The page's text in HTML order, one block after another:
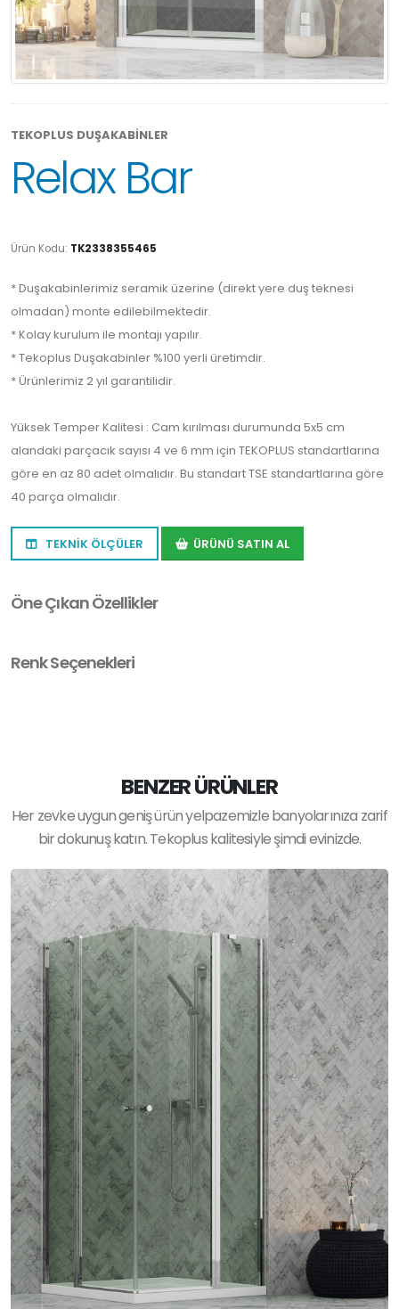
TEKOPLUS DUŞAKABİNLER
Relax Bar
Ürün Kodu: TK2338355465
* Duşakabinlerimiz seramik üzerine (direkt yere duş teknesi
olmadan) monte edilebilmektedir.
* Kolay kurulum ile montajı yapılır.
* Tekoplus Duşakabinler %100 yerli üretimdir.
* Ürünlerimiz 2 yıl garantilidir.
Yüksek Temper Kalitesi : Cam kırılması durumunda 5x5 cm
alandaki parçacık sayısı 4 ve 6 mm için TEKOPLUS standartlarına
göre en az 80 adet olmalıdır. Bu standart TSE standartlarına göre
40 parça olmalıdır.
TEKNİK ÖLÇÜLER ÜRÜNÜ SATIN AL
Öne Çıkan Özellikler
Renk Seçenekleri
BENZER ÜRÜNLER
Her zevke uygun geniş ürün yelpazemizle banyolarınıza zarif
bir dokunuş katın. Tekoplus kalitesiyle şimdi evinizde.